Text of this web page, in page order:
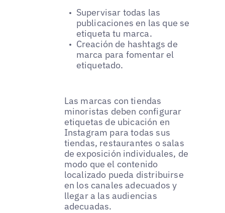
Supervisar todas las
publicaciones en las que se
etiqueta tu marca.
Creación de hashtags de
marca para fomentar el
etiquetado.
Las marcas con tiendas
minoristas deben configurar
etiquetas de ubicación en
Instagram para todas sus
tiendas, restaurantes o salas
de exposición individuales, de
modo que el contenido
localizado pueda distribuirse
en los canales adecuados y
llegar a las audiencias
adecuadas.